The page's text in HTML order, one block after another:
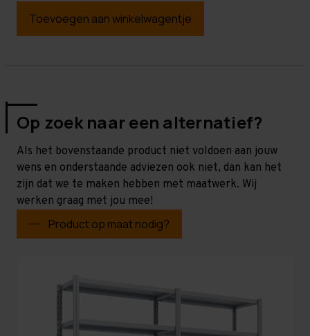
Toevoegen aan winkelwagentje
Op zoek naar een alternatief?
Als het bovenstaande product niet voldoen aan jouw
wens en onderstaande adviezen ook niet, dan kan het
zijn dat we te maken hebben met maatwerk. Wij
werken graag met jou mee!
Product op maat nodig?